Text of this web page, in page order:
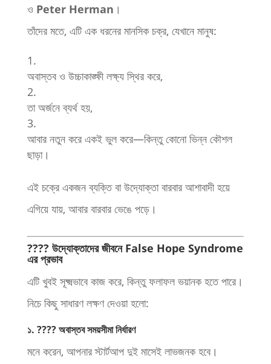
ও Peter Herman ।
তাঁদের মতে, এটি এক ধরনের মানসিক চক্র, যেখানে মানুষ:
অবাস্তব ও উচ্চাকাঙ্ক্ষী লক্ষ্য স্থির করে,
তা অর্জনে ব্যর্থ হয়,
আবার নতুন করে একই ভুল করে—কিন্তু কোনো ভিন্ন কৌশল
ছাড়া।
এই চক্রে একজন ব্যক্তি বা উদ্যোক্তা বারবার আশাবাদী হয়ে
এগিয়ে যায়, আবার বারবার ভেঙে পড়ে।
???? উদ্যোক্তাদের জীবনে False Hope Syndrome
এর প্রভাব
এটি খুবই সূক্ষ্মভাবে কাজ করে, কিন্তু ফলাফল ভয়ানক হতে পারে।
নিচে কিছু সাধারণ লক্ষণ দেওয়া হলো:
১. ???? অবাস্তব সময়সীমা নির্ধারণ
মনে করেন, আপনার স্টার্টআপ দুই মাসেই লাভজনক হবে।